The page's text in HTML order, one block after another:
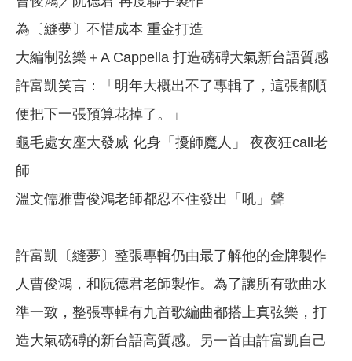
為〔縫夢〕不惜成本 重金打造
大編制弦樂＋A Cappella 打造磅磗大氣新台語質感
許富凱笑言：「明年大概出不了專輯了，這張都順
便把下一張預算花掉了。」
龜毛處女座大發威 化身「擾師魔人」 夜夜狂call老
師
溫文儒雅曹俊鴻老師都忍不住發出「吼」聲
許富凱〔縫夢〕整張專輯仍由最了解他的金牌製作
人曹俊鴻，和阮德君老師製作。為了讓所有歌曲水
準一致，整張專輯有九首歌編曲都搭上真弦樂，打
造大氣磅磗的新台語高質感。另一首由許富凱自己